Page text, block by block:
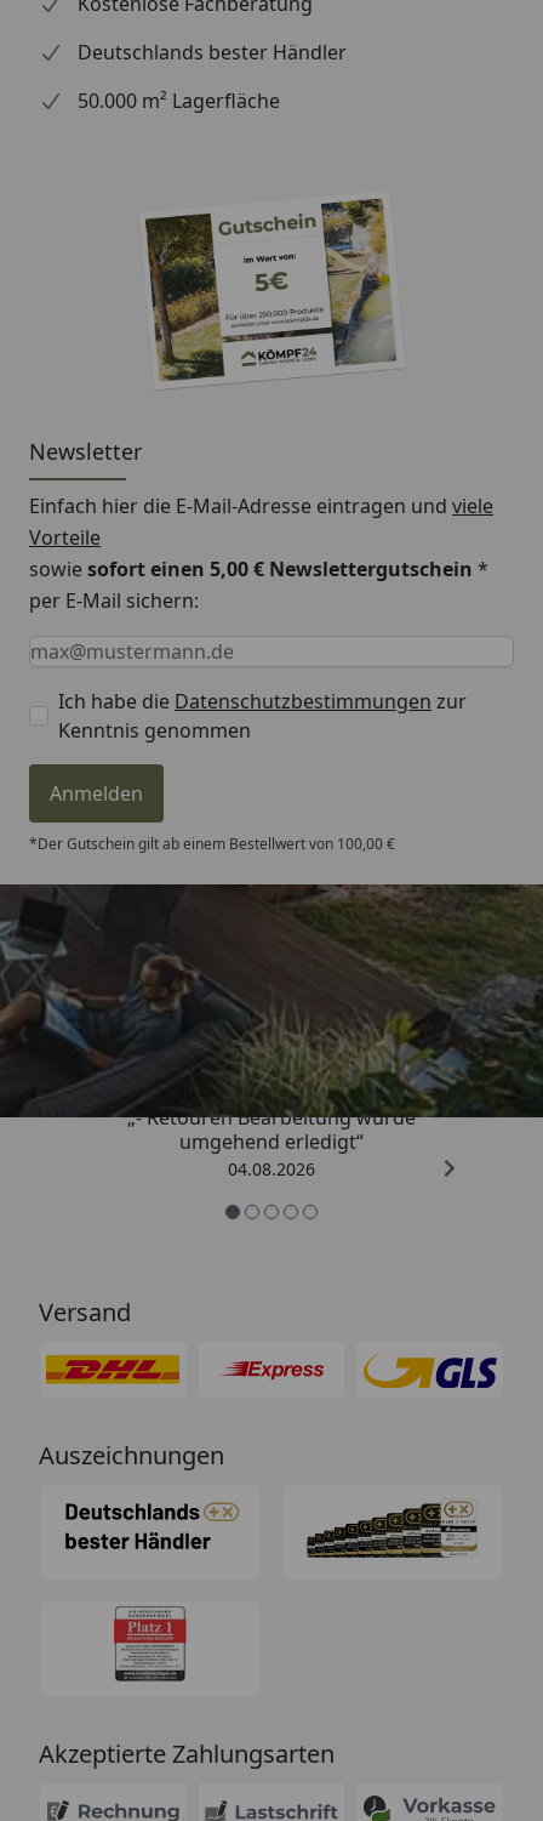
Deutschlands bester Händler
50.000 m² Lagerfläche
Newsletter
Einfach hier die E-Mail-Adresse eintragen und viele
Vorteile
sowiesofort einen 5,00 € Newslettergutschein *
per E-Mail sichern:
Keine Eingabe erforderlich
Eingabe erforderlich
E-Mail *
Ich habe die Datenschutzbestimmungen zur
Kenntnis genommen
Anmelden
*Der Gutschein gilt ab einem Bestellwert von 100,00 €
Trusted Shops
4,81/ 5
„- Retouren Bearbeitung wurde
umgehend erledigt“
04.08.2026
Versand
Auszeichnungen
Akzeptierte Zahlungsarten